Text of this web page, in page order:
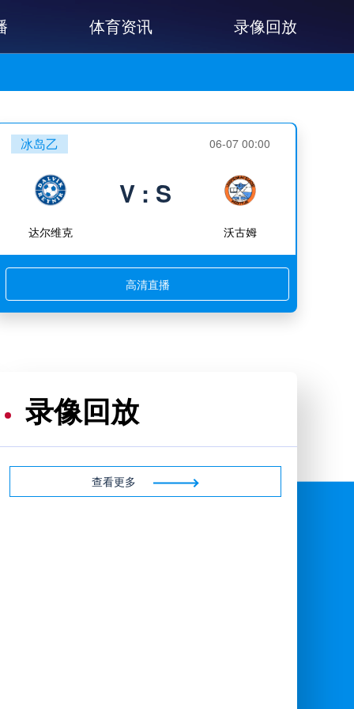
体育资讯 录像回放
冰岛乙 06-07 00:00
达尔维克
V : S
沃古姆
高清直播
录像回放
查看更多